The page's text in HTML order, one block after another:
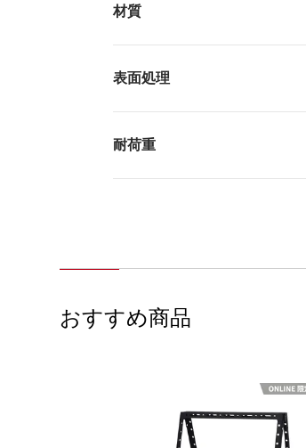
材質
表面処理
耐荷重
おすすめ商品